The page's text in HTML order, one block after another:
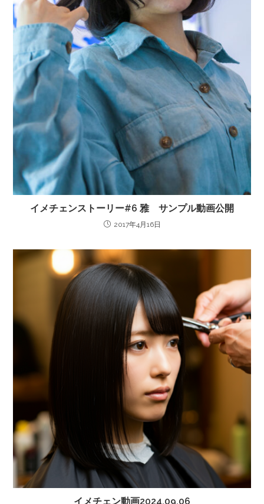
イメチェンストーリー#6 雅 サンプル動画公開
2017年4月16日
イメチェン動画2024.09.06